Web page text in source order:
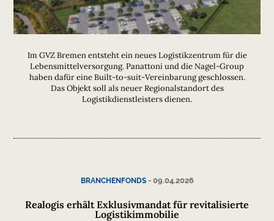
Im GVZ Bremen entsteht ein neues Logistikzentrum für die
Lebensmittelversorgung. Panattoni und die Nagel-Group
haben dafür eine Built-to-suit-Vereinbarung geschlossen.
Das Objekt soll als neuer Regionalstandort des
Logistikdienstleisters dienen.
BRANCHENFONDS- 09.04.2026
Realogis erhält Exklusivmandat für revitalisierte
Logistikimmobilie